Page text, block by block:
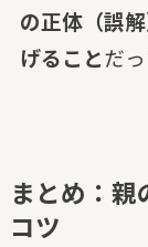
の正体（誤
げることだ
まとめ：
コツ